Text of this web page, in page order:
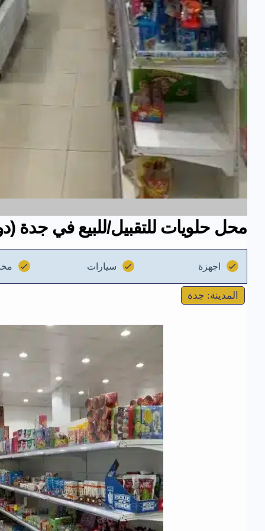
محل حلويات للتقبيل/للبيع في جدة
اجهزة سيارات
المدينة: جدة